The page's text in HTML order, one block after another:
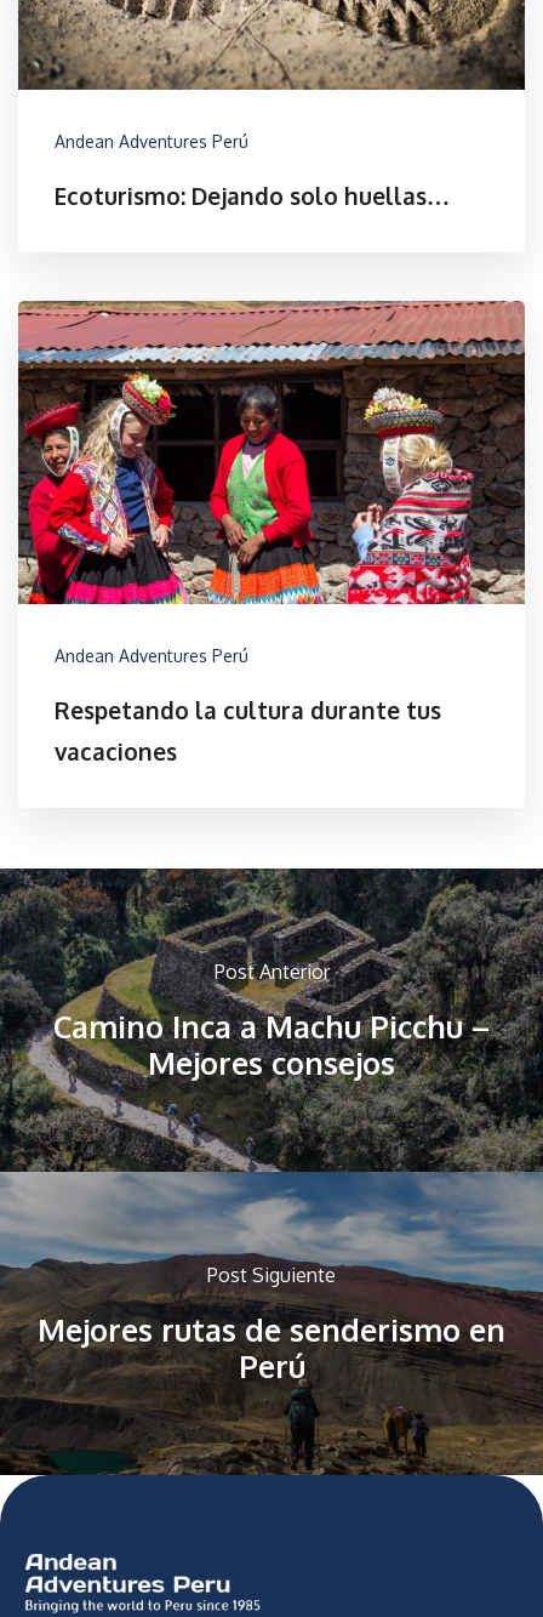
Andean Adventures Perú
Ecoturismo: Dejando solo huellas…
Andean Adventures Perú
Respetando la cultura durante tus
vacaciones
Post Anterior
Camino Inca a Machu Picchu –
Mejores consejos
Post Siguiente
Mejores rutas de senderismo en
Perú